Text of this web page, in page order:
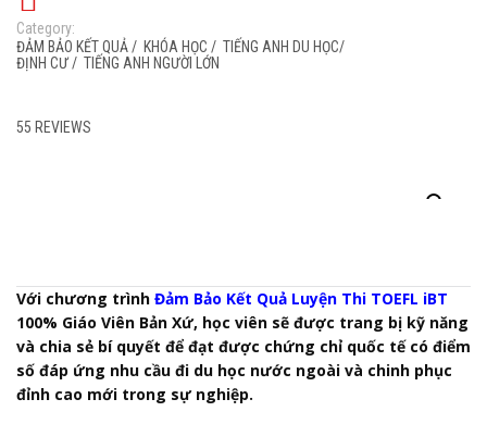
Category:
ĐẢM BẢO KẾT QUẢ/ KHÓA HỌC / TIẾNG ANH DU HỌC/
ĐỊNH CƯ/ TIẾNG ANH NGƯỜI LỚN
55 REVIEWS
Với chương trình Đảm Bảo Kết Quả Luyện Thi TOEFL iBT
100% Giáo Viên Bản Xứ, học viên sẽ được trang bị kỹ năng
và chia sẻ bí quyết để đạt được chứng chỉ quốc tế có điểm
số đáp ứng nhu cầu đi du học nước ngoài và chinh phục
đỉnh cao mới trong sự nghiệp.